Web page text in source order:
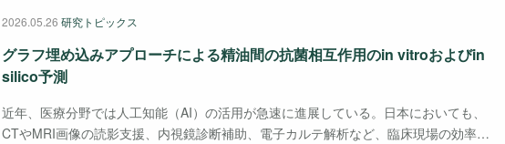
2026.05.26 研究トピックス
グラフ埋め込みアプローチによる精油間の抗菌相互作用のin vitroおよびin
silico予測
近年、医療分野では人工知能（AI）の活用が急速に進展している。日本においても、
CTやMRI画像の読影支援、内視鏡診断補助、電子カルテ解析など、臨床現場の効率化